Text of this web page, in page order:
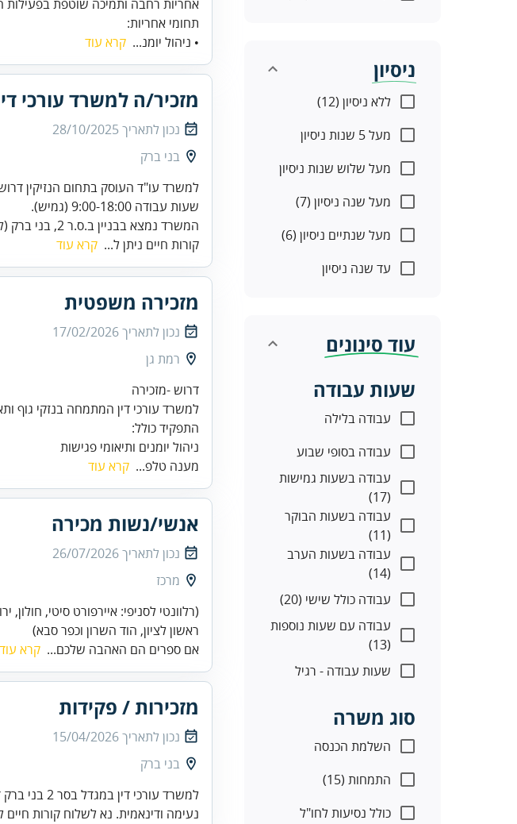
ניסיון
ללא ניסיון (12)
מעל 5 שנות ניסיון
מעל שלוש שנות ניסיון
מעל שנה ניסיון (7)
מעל שנתיים ניסיון (6)
עד שנה ניסיון
עוד סינונים
שעות עבודה
עבודה בלילה
עבודה בסופי שבוע
עבודה בשעות גמישות
(17)
עבודה בשעות הבוקר
(11)
עבודה בשעות הערב
(14)
עבודה כולל שישי (20)
עבודה עם שעות נוספות
(13)
שעות עבודה - רגיל
סוג משרה
השלמת הכנסה
התמחות (15)
כולל נסיעות לחו"ל
אחריות רחבה ותמיכה שוטפת
תחומי אחריות:
• ניהול יומנ... קרא עוד
מזכיר/ה למשרד עורכי
נכון לתאריך28/10/2025
בני ברק
המשרד נמצא בבניין ב.ס.ר 2, בני ברק (ליד קניון איילון).
קורות חיים ניתן ל... קרא עוד
מזכירה משפטית
נכון לתאריך17/02/2026
רמת גן
למשרד עורכי דין המתמחה בנזקי גוף
התפקיד כולל:
ניהול יומנים ותיאומי פגישות
מענה טלפ... קרא עוד
אנשי/נשות מכירה
נכון לתאריך26/07/2026
מרכז
(רלוונטי לסניפי: איירפורט סיטי,
ראשון לציון, הוד השרון וכפר סבא)
אם ספרים הם האהבה שלכם... קרא עוד
מזכירות / פקידות
נכון לתאריך15/04/2026
בני ברק
למשרד
נעימה ודינאמית. נא לשלוח קורות